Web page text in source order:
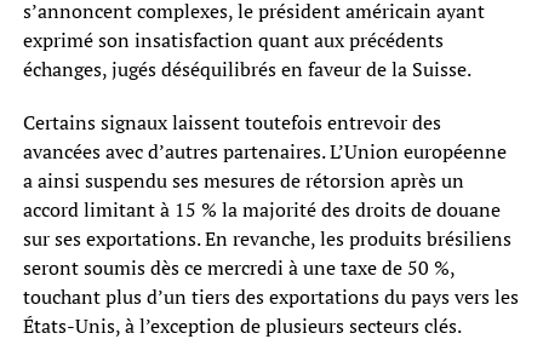
s’annoncent complexes, le président américain ayant
exprimé son insatisfaction quant aux précédents
échanges, jugés déséquilibrés en faveur de la Suisse.
Certains signaux laissent toutefois entrevoir des
avancées avec d’autres partenaires. L’Union européenne
a ainsi suspendu ses mesures de rétorsion après un
accord limitant à 15 % la majorité des droits de douane
sur ses exportations. En revanche, les produits brésiliens
seront soumis dès ce mercredi à une taxe de 50 %,
touchant plus d’un tiers des exportations du pays vers les
États-Unis, à l’exception de plusieurs secteurs clés.